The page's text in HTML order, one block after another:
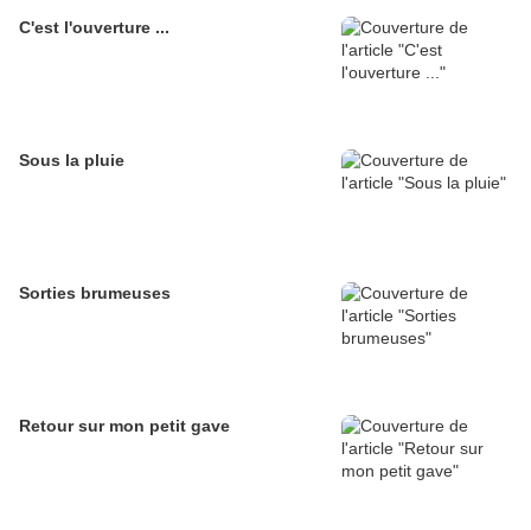
C'est l'ouverture ...
Sous la pluie
Sorties brumeuses
Retour sur mon petit gave